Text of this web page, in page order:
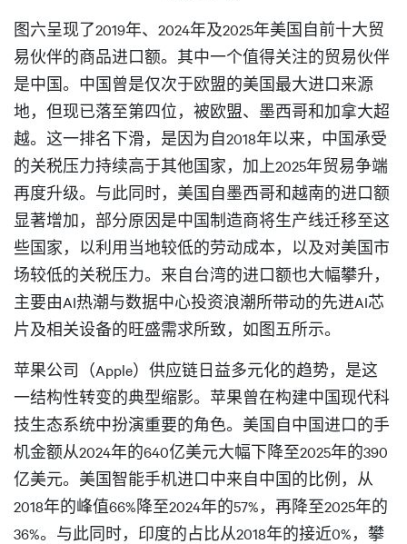
图六呈现了2019年、2024年及2025年美国自前十大贸
易伙伴的商品进口额。其中一个值得关注的贸易伙伴
是中国。中国曾是仅次于欧盟的美国最大进口来源
地，但现已落至第四位，被欧盟、墨西哥和加拿大超
越。这一排名下滑，是因为自2018年以来，中国承受
的关税压力持续高于其他国家，加上2025年贸易争端
再度升级。与此同时，美国自墨西哥和越南的进口额
显著增加，部分原因是中国制造商将生产线迁移至这
些国家，以利用当地较低的劳动成本，以及对美国市
场较低的关税压力。来自台湾的进口额也大幅攀升，
主要由AI热潮与数据中心投资浪潮所带动的先进AI芯
片及相关设备的旺盛需求所致，如图五所示。
苹果公司（Apple）供应链日益多元化的趋势，是这
一结构性转变的典型缩影。苹果曾在构建中国现代科
技生态系统中扮演重要的角色。美国自中国进口的手
机金额从2024年的640亿美元大幅下降至2025年的390
亿美元。美国智能手机进口中来自中国的比例，从
2018年的峰值66%降至2024年的57%，再降至2025年的
36%。与此同时，印度的占比从2018年的接近0%，攀